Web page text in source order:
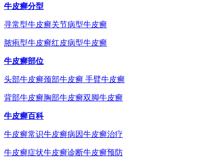
牛皮癣分型
寻常型牛皮癣关节病型牛皮癣
脓疱型牛皮癣红皮病型牛皮癣
牛皮癣部位
头部牛皮癣颈部牛皮癣 手臂牛皮癣
背部牛皮癣胸部牛皮癣双脚牛皮癣
牛皮癣百科
牛皮癣常识牛皮癣病因牛皮癣治疗
牛皮癣症状牛皮癣诊断牛皮癣预防